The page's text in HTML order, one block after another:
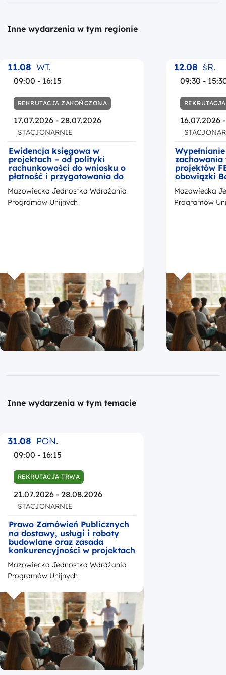
Inne wydarzenia w tym regionie
11.08 WT.
09:00 - 16:15
REKRUTACJA ZAKOŃCZONA
17.07.2026 - 28.07.2026
STACJONARNIE
Ewidencja księgowa w
projektach – od polityki
rachunkowości do wniosku o
płatność i przygotowania do
kontroli
Mazowiecka Jednostka Wdrażania
Programów Unijnych
12.08 śR.
09:30 -
16.07.2026
zachowania
projektów
obowiązki
okresie
z
promocji
Mazowiecka
Programów
Inne wydarzenia w tym temacie
31.08 PON.
09:00 - 16:15
REKRUTACJA TRWA
21.07.2026 - 28.08.2026
STACJONARNIE
Prawo Zamówień Publicznych
na dostawy, usługi i roboty
budowlane oraz zasada
konkurencyjności w projektach
unijnych realizowanych w
ramach Funduszy Europejskich
dla Mazowsza na lata 2021-
Mazowiecka Jednostka Wdrażania
Programów Unijnych